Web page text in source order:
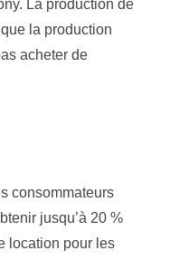
La production de
la production
acheter de
consommateurs
jusqu’à 20 %
location pour les